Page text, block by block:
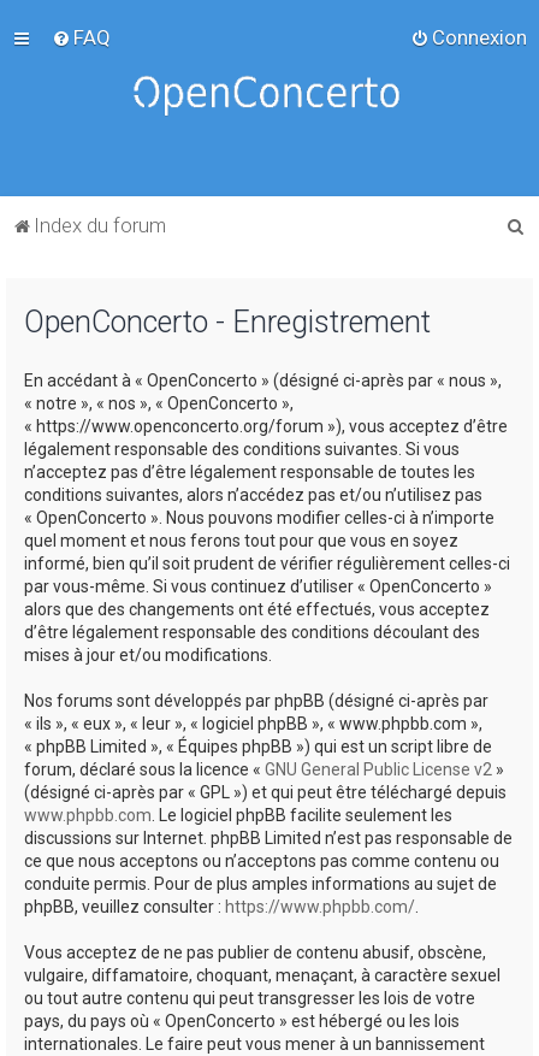
FAQ Connexion
Index du forum
OpenConcerto - Enregistrement
En accédant à « OpenConcerto » (désigné ci-après par « nous »,
« notre », « nos », « OpenConcerto »,
« https://www.openconcerto.org/forum »), vous acceptez d’être
légalement responsable des conditions suivantes. Si vous
n’acceptez pas d’être légalement responsable de toutes les
conditions suivantes, alors n’accédez pas et/ou n’utilisez pas
« OpenConcerto ». Nous pouvons modifier celles-ci à n’importe
quel moment et nous ferons tout pour que vous en soyez
informé, bien qu’il soit prudent de vérifier régulièrement celles-ci
par vous-même. Si vous continuez d’utiliser « OpenConcerto »
alors que des changements ont été effectués, vous acceptez
d’être légalement responsable des conditions découlant des
mises à jour et/ou modifications.
Nos forums sont développés par phpBB (désigné ci-après par
« ils », « eux », « leur », « logiciel phpBB », « www.phpbb.com »,
« phpBB Limited », « Équipes phpBB ») qui est un script libre de
forum, déclaré sous la licence « GNU General Public License v2 »
(désigné ci-après par « GPL ») et qui peut être téléchargé depuis
www.phpbb.com. Le logiciel phpBB facilite seulement les
discussions sur Internet. phpBB Limited n’est pas responsable de
ce que nous acceptons ou n’acceptons pas comme contenu ou
conduite permis. Pour de plus amples informations au sujet de
phpBB, veuillez consulter : https://www.phpbb.com/.
Vous acceptez de ne pas publier de contenu abusif, obscène,
vulgaire, diffamatoire, choquant, menaçant, à caractère sexuel
ou tout autre contenu qui peut transgresser les lois de votre
pays, du pays où « OpenConcerto » est hébergé ou les lois
internationales. Le faire peut vous mener à un bannissement